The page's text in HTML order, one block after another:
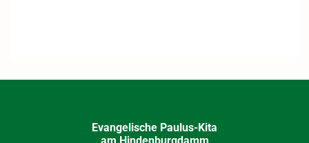
Evangelische Paulus-Kita
am Hindenburgdamm